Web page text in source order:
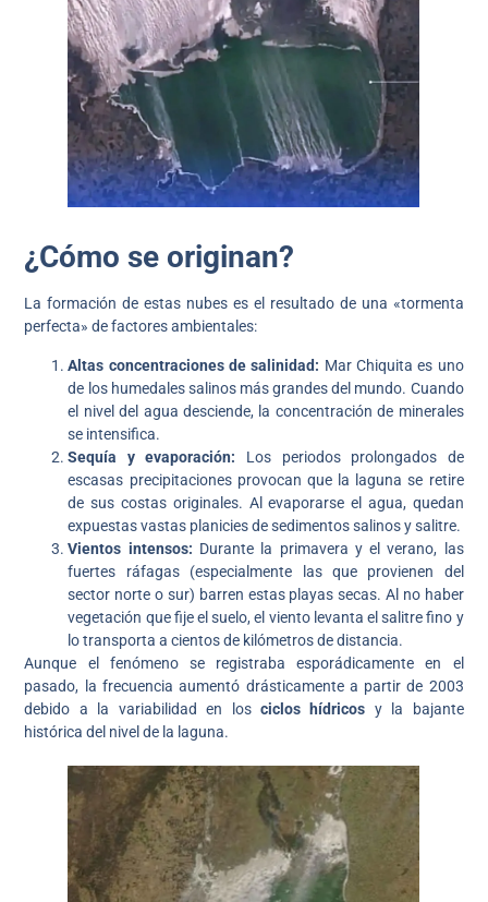
¿Cómo se originan?
La formación de estas nubes es el resultado de una «tormenta
perfecta» de factores ambientales:
Altas concentraciones de salinidad: Mar Chiquita es uno
de los humedales salinos más grandes del mundo. Cuando
el nivel del agua desciende, la concentración de minerales
se intensifica.
Sequía y evaporación: Los periodos prolongados de
escasas precipitaciones provocan que la laguna se retire
de sus costas originales. Al evaporarse el agua, quedan
expuestas vastas planicies de sedimentos salinos y salitre.
Vientos intensos: Durante la primavera y el verano, las
fuertes ráfagas (especialmente las que provienen del
sector norte o sur) barren estas playas secas. Al no haber
vegetación que fije el suelo, el viento levanta el salitre fino y
lo transporta a cientos de kilómetros de distancia.
Aunque el fenómeno se registraba esporádicamente en el
pasado, la frecuencia aumentó drásticamente a partir de 2003
debido a la variabilidad en los ciclos hídricos y la bajante
histórica del nivel de la laguna.